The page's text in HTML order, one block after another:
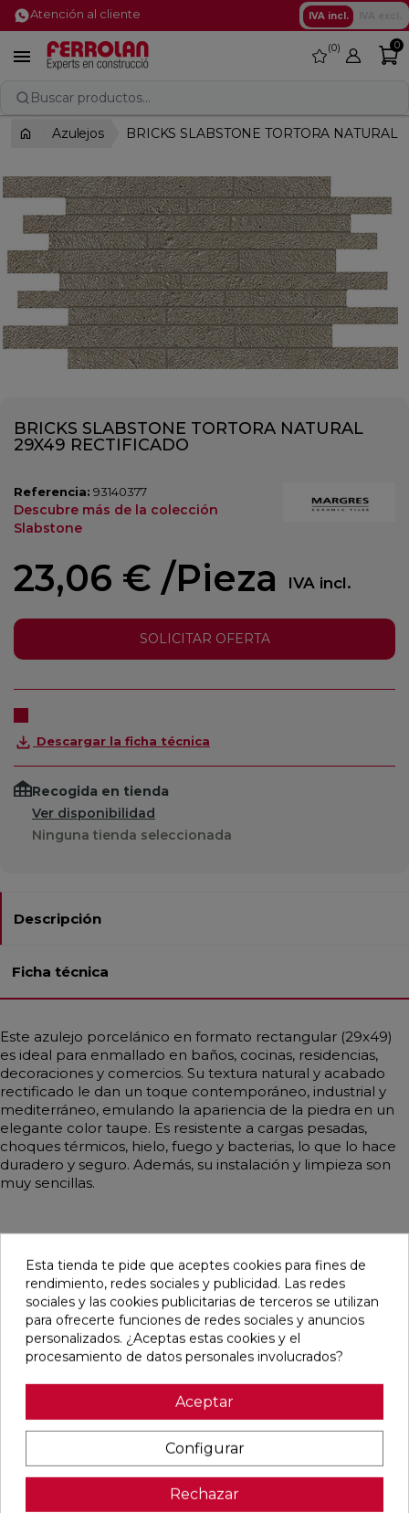
Atención al cliente IVA incl.
 favorite
0 0
Buscar productos...
Azulejos BRICKS SLABSTONE TORTORA NATURAL
BRICKS SLABSTONE TORTORA NATURAL
29X49 RECTIFICADO
Referencia: 93140377
Descubre más de la colección
Slabstone
23,06 € /Pieza IVA incl.
SOLICITAR OFERTA
Descargar la ficha técnica
Recogida en tienda
Ver disponibilidad
Ninguna tienda seleccionada
Descripción
Ficha técnica
Este azulejo porcelánico en formato rectangular (29x49)
es ideal para enmallado en baños, cocinas, residencias,
decoraciones y comercios. Su textura natural y acabado
rectificado le dan un toque contemporáneo, industrial y
mediterráneo, emulando la apariencia de la piedra en un
elegante color taupe. Es resistente a cargas pesadas,
choques térmicos, hielo, fuego y bacterias, lo que lo hace
duradero y seguro. Además, su instalación y limpieza son
muy sencillas.
Pensamos que te puede interesar
RECTIFICADO
Ref:
94101004
Alaplana
favorite
Ref:
91080375
Colorker
favorite
KAWAII GREY
Ref:
91080491
Colorker
PVP
favorite
Ref:
91118501
TAU
ceràmica
Esta tienda te pide que aceptes cookies para fines de
rendimiento, redes sociales y publicidad. Las redes
sociales y las cookies publicitarias de terceros se utilizan
para ofrecerte funciones de redes sociales y anuncios
personalizados. ¿Aceptas estas cookies y el
procesamiento de datos personales involucrados?
Aceptar
Configurar
Rechazar